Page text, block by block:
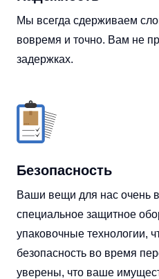
Мы всегда сдерживаем
вовремя и точно. Вам не
задержках.
Безопасность
Ваши вещи для нас очень
специальное защитное
упаковочные технологии,
безопасность во время
уверены, что ваше